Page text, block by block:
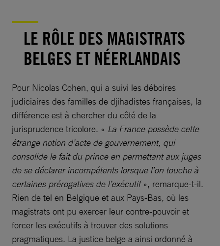
LE RÔLE DES MAGISTRATS
BELGES ET NÉERLANDAIS
Pour Nicolas Cohen, qui a suivi les déboires
judiciaires des familles de djihadistes françaises, la
différence est à chercher du côté de la
jurisprudence tricolore. « La France possède cette
étrange notion d’acte de gouvernement, qui
consolide le fait du prince en permettant aux juges
de se déclarer incompétents lorsque l’on touche à
certaines prérogatives de l’exécutif», remarque-t-il.
Rien de tel en Belgique et aux Pays-Bas, où les
magistrats ont pu exercer leur contre-pouvoir et
forcer les exécutifs à trouver des solutions
pragmatiques. La justice belge a ainsi ordonné à